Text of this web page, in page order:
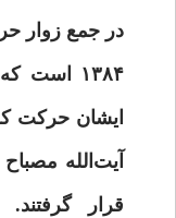
در جمع زوار
۱۳۸۴
ایشان حرکت
آیت‌الله
قرار